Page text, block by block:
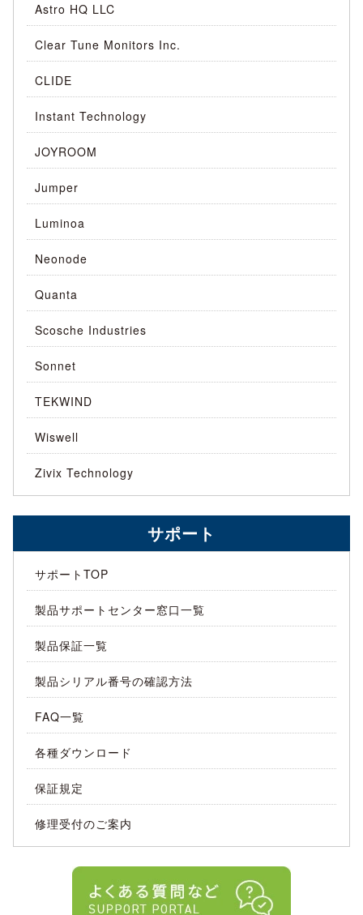
Astro HQ LLC
Clear Tune Monitors Inc.
CLIDE
Instant Technology
JOYROOM
Jumper
Luminoa
Neonode
Quanta
Scosche Industries
Sonnet
TEKWIND
Wiswell
Zivix Technology
サポート
サポートTOP
製品サポートセンター窓口一覧
製品保証一覧
製品シリアル番号の確認方法
FAQ一覧
各種ダウンロード
保証規定
修理受付のご案内